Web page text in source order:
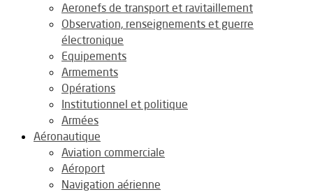
Aeronefs de transport et ravitaillement
Observation, renseignements et guerre
électronique
Equipements
Armements
Opérations
Institutionnel et politique
Armées
Aéronautique
Aviation commerciale
Aéroport
Navigation aérienne